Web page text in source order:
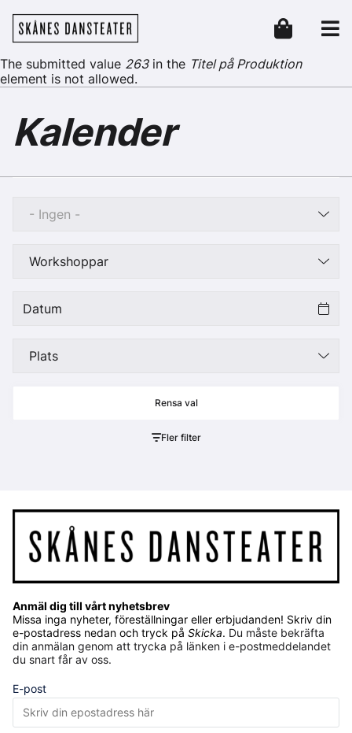
Skånes Dansteater
Header
Felmeddelande
The submitted value 263in the Titel på Produktion
element is not allowed.
Kalender
- Ingen -
Workshoppar
Plats
Fler filter
Anmäl dig till vårt nyhetsbrev
Missa inga nyheter, föreställningar eller erbjudanden! Skriv din
e-postadress nedan och tryck på Skicka. Du måste bekräfta
din anmälan genom att trycka på länken i e-postmeddelandet
du snart får av oss.
E-post